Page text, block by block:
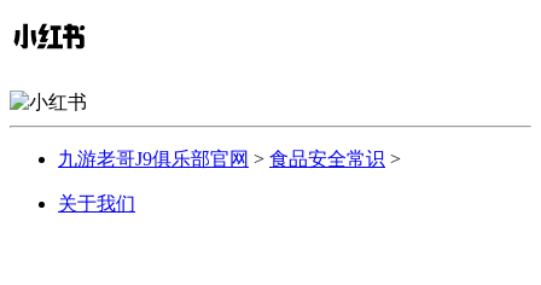
九游老哥J9俱乐部官网 > 食品安全常识 >
关于我们